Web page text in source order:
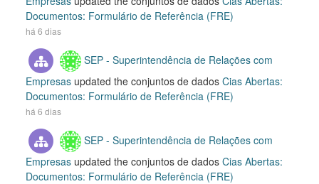
Documentos: Formulário de Referência (FRE)
há 6 dias
SEP - Superintendência de Relações com
Empresas updated the conjuntos de dados Cias Abertas:
Documentos: Formulário de Referência (FRE)
há 6 dias
SEP - Superintendência de Relações com
Empresas updated the conjuntos de dados Cias Abertas:
Documentos: Formulário de Referência (FRE)